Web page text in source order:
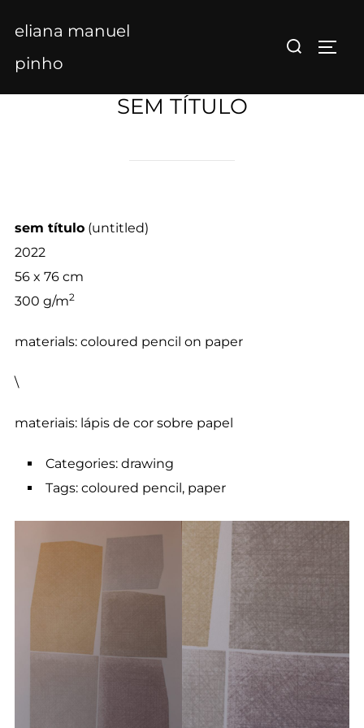
content
eliana manuel
pinho
Search
SEM TÍTULO
sem título(untitled)
2022
56 x 76 cm
300 g/m2
materials: coloured pencil on paper
\
materiais: lápis de cor sobre papel
Categories: drawing
Tags: coloured pencil, paper